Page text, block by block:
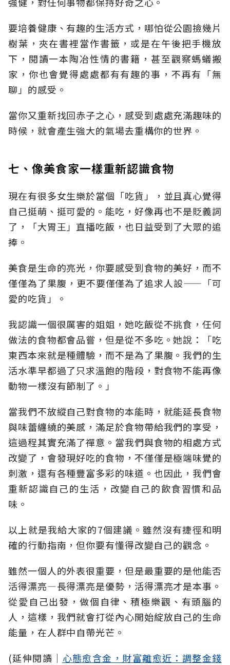
要培養健康、有趣的生活方式，哪怕從公園撿幾片
樹葉，夾在書裡當作書籤，或是在午後把手機放
下，閱讀一本陶冶性情的書籍，甚至觀察螞蟻搬
家，你也會覺得處處都有有趣的事，不再有「無
聊」的感受。
當你又重新找回赤子之心，感受到處處充滿趣味的
時候，就會產生強大的氣場去重構你的世界。
七、像美食家一樣重新認識食物
現在有很多女生樂於當個「吃貨」，並且真心覺得
自己挺萌、挺可愛的。能吃，好像再也不是貶義詞
了，「大胃王」直播吃飯，也日益受到了大眾的追
捧。
美食是生命的亮光，你要感受到食物的美好，而不
僅僅為了果腹，更不要僅僅為了追求人設—— 「可
愛的吃貨」。
我認識一個很厲害的姐姐，她吃飯從不挑食，任何
做法的食物都會品嘗，但是從不多吃。她說：「吃
東西本來就是種體驗，而不是為了果腹。我們的生
活水準早都過了只求溫飽的階段，對食物不能再像
動物一樣沒有節制了。」
當我們不放縱自己對食物的本能時，就能延長食物
與味蕾纏繞的美感，滿足於食物帶給我們的享受，
這過程其實充滿了禪意。當我們與食物的相處方式
改變了，會發現好吃的食物，不僅僅是極端味覺的
刺激，還有各種豐富多彩的味道。也因此，我們會
重新認識自己的生活，改變自己的飲食習慣和品
味。
以上就是我給大家的7個建議。雖然沒有捷徑和明
確的行動指南，但你要有懂得改變自己的觀念。
雖然一個人的外表很重要，但是最重要的是他能否
活得漂亮—長得漂亮是優勢，活得漂亮才是本事。
從愛自己出發，做個自律、積極樂觀、有頭腦的
人，這樣，我們就會打從內心開始綻放自己的生命
能量，在人群中自帶光芒。
(延伸閱讀│ 心態愈含金，財富離愈近：調整金錢